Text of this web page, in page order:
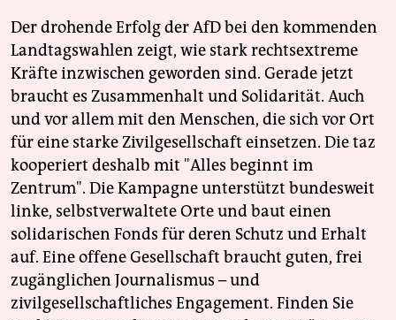
Der drohende Erfolg der AfD bei den kommenden
Landtagswahlen zeigt, wie stark rechtsextreme
Kräfte inzwischen geworden sind. Gerade jetzt
braucht es Zusammenhalt und Solidarität. Auch
und vor allem mit den Menschen, die sich vor Ort
für eine starke Zivilgesellschaft einsetzen. Die taz
kooperiert deshalb mit "Alles beginnt im
Zentrum". Die Kampagne unterstützt bundesweit
linke, selbstverwaltete Orte und baut einen
solidarischen Fonds für deren Schutz und Erhalt
auf. Eine offene Gesellschaft braucht guten, frei
zugänglichen Journalismus – und
zivilgesellschaftliches Engagement. Finden Sie